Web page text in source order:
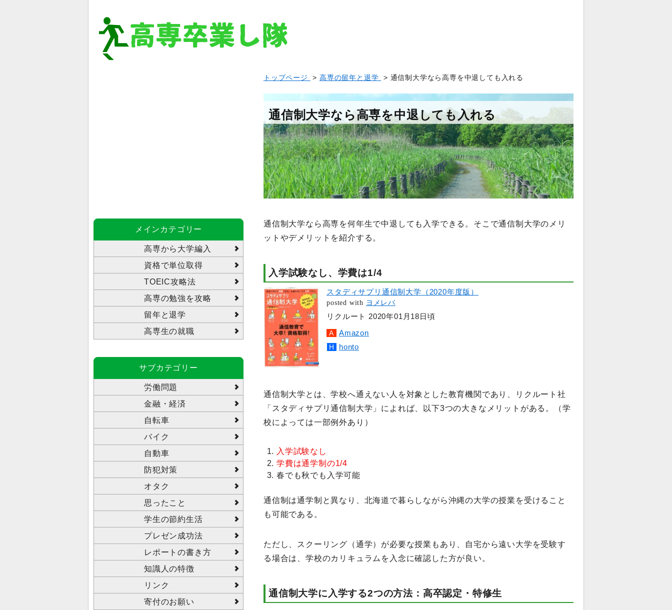
トップページ >高専の留年と退学 > 通信制大学なら高専を中退しても入れる
通信制大学なら高専を中退しても入れる
通信制大学なら高専を何年生で中退しても入学できる。そこで通信制大学のメリ
ットやデメリットを紹介する。
入学試験なし、学費は1/4
スタディサプリ通信制大学（2020年度版）
posted with ヨメレバ
リクルート 2020年01月18日頃
Amazon
honto
通信制大学とは、学校へ通えない人を対象とした教育機関であり、リクルート社
「スタディサプリ通信制大学」によれば、以下3つの大きなメリットがある。（学
校によっては一部例外あり）
入学試験なし
学費は通学制の1/4
春でも秋でも入学可能
通信制は通学制と異なり、北海道で暮らしながら沖縄の大学の授業を受けること
も可能である。
ただし、スクーリング（通学）が必要な授業もあり、自宅から遠い大学を受験す
る場合は、学校のカリキュラムを入念に確認した方が良い。
通信制大学に入学する2つの方法：高卒認定・特修生
メインカテゴリー
高専から大学編入
資格で単位取得
TOEIC攻略法
高専の勉強を攻略
留年と退学
高専生の就職
サブカテゴリー
労働問題
金融・経済
自転車
バイク
自動車
防犯対策
オタク
思ったこと
学生の節約生活
プレゼン成功法
レポートの書き方
知識人の特徴
リンク
寄付のお願い